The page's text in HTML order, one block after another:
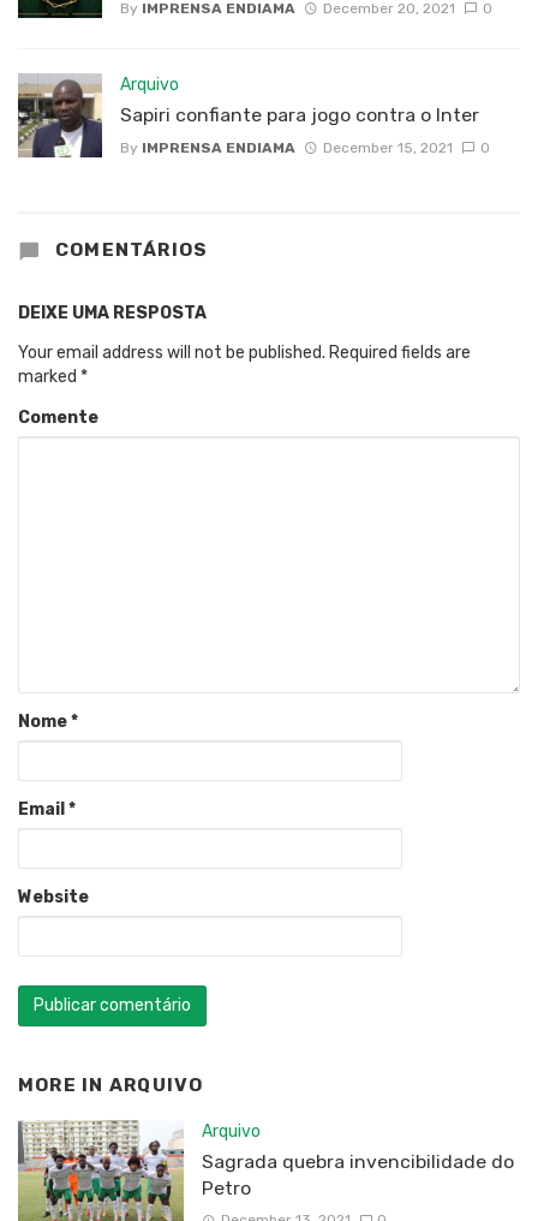
By IMPRENSA ENDIAMA December 20, 2021 0
Arquivo
Sapiri confiante para jogo contra o Inter
By IMPRENSA ENDIAMA December 15, 2021 0
COMENTÁRIOS
DEIXE UMA RESPOSTA
Your email address will not be published. Required fields are
marked *
Comente
Nome*
Email *
Website
MORE IN ARQUIVO
Arquivo
Sagrada quebra invencibilidade do
Petro